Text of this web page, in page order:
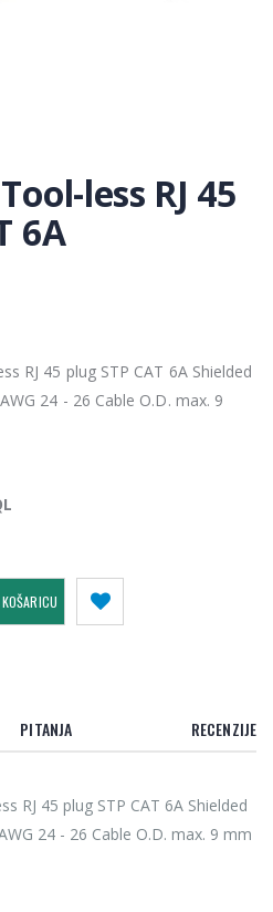
less RJ 45
6A
RJ 45 plug STP CAT 6A Shielded
24 - 26 Cable O.D. max. 9
PITANJA RECENZIJE
RJ 45 plug STP CAT 6A Shielded
24 - 26 Cable O.D. max. 9 mm